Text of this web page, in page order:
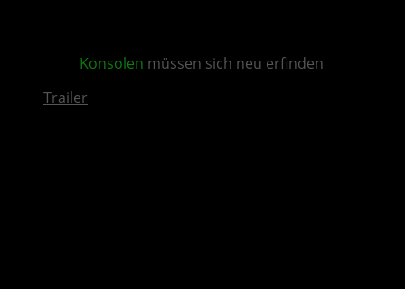
Konsolen müssen sich neu erfinden
Trailer